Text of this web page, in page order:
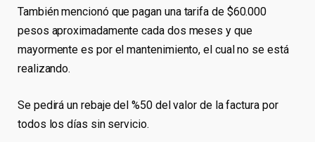
También mencionó que pagan una tarifa de $60.000
pesos aproximadamente cada dos meses y que
mayormente es por el mantenimiento, el cual no se está
realizando.
Se pedirá un rebaje del %50 del valor de la factura por
todos los días sin servicio.